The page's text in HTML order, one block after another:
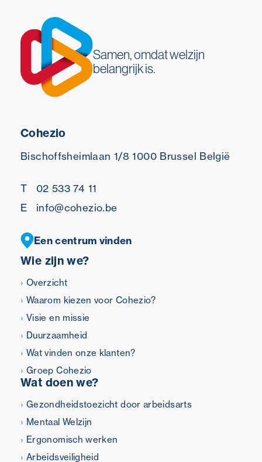
Samen, omdat welzijn
belangrijk is.
Wie zijn we?
Overzicht
Waarom kiezen voor Cohezio?
Visie en missie
Duurzaamheid
Wat vinden onze klanten?
Groep Cohezio
Wat doen we?
Gezondheidstoezicht door arbeidsarts
Mentaal Welzijn
Ergonomisch werken
Arbeidsveiligheid
Cohezio
Bischoffsheimlaan 1/8 1000 Brussel België
T
02 533 74 11
E
info@cohezio.be
Een centrum vinden